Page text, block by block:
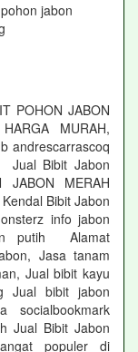
jabon
POHON JABON
MURAH,
andrescarrascoq
Jual Bibit Jabon
MERAH
Bibit Jabon
info jabon
putih Alamat
Jasa tanam
Jual bibit kayu
Jual bibit jabon
Jual Bibit Jabon
populer di